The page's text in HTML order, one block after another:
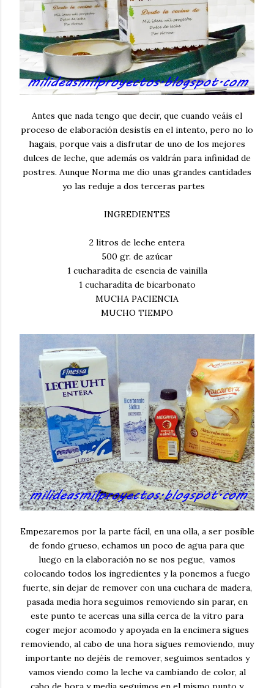
Antes que nada tengo que decir, que cuando veáis el
proceso de elaboración desistís en el intento, pero no lo
hagais, porque vais a disfrutar de uno de los mejores
dulces de leche, que además os valdrán para infinidad de
postres. Aunque Norma me dio unas grandes cantidades
yo las reduje a dos terceras partes
INGREDIENTES
2 litros de leche entera
500 gr. de azúcar
1 cucharadita de esencia de vainilla
1 cucharadita de bicarbonato
MUCHA PACIENCIA
MUCHO TIEMPO
Empezaremos por la parte fácil, en una olla, a ser posible
de fondo grueso, echamos un poco de agua para que
luego en la elaboración no se nos pegue, vamos
colocando todos los ingredientes y la ponemos a fuego
fuerte, sin dejar de remover con una cuchara de madera,
pasada media hora seguimos removiendo sin parar, en
este punto te acercas una silla cerca de la vitro para
coger mejor acomodo y apoyada en la encimera sigues
removiendo, al cabo de una hora sigues removiendo, muy
importante no dejéis de remover, seguimos sentados y
vamos viendo como la leche va cambiando de color, al